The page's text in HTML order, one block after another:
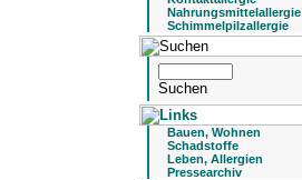
Nahrungsmittelallergie
Schimmelpilzallergie
Bauen, Wohnen
Schadstoffe
Leben, Allergien
Pressearchiv